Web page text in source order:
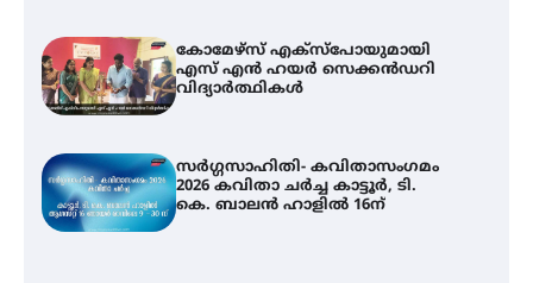
കോമേഴ്സ് എക്സ്പോയുമായി
എസ് എൻ ഹയർ സെക്കൻഡറി
വിദ്യാർത്ഥികൾ
സർഗ്ഗസാഹിതി- കവിതാസംഗമം
2026 കവിതാ ചർച്ച കാട്ടൂർ, ടി.
കെ. ബാലൻ ഹാളിൽ 16ന്